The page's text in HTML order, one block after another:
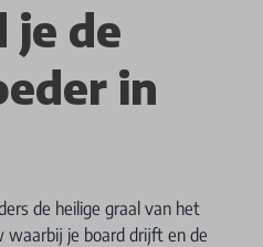
je de
in
de heilige graal van het
waarbij je board drijft en de